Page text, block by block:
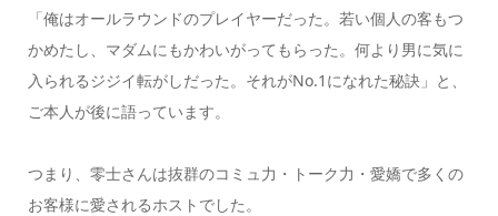
「俺はオールラウンドのプレイヤーだった。若い個人の客もつ
かめたし、マダムにもかわいがってもらった。何より男に気に
入られるジジイ転がしだった。それがNo.1になれた秘訣」と、
ご本人が後に語っています。
つまり、零士さんは抜群のコミュ力・トーク力・愛嬌で多くの
お客様に愛されるホストでした。